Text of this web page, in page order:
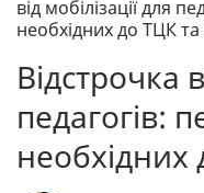
від мобілізації для
необхідних до ТЦК
Відстрочка
педагогів: